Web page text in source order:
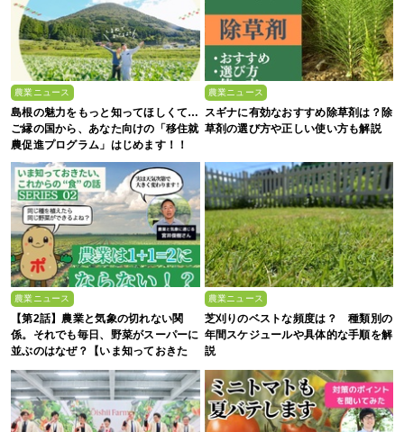
農業ニュース
島根の魅力をもっと知ってほしくて…
ご縁の国から、あなた向けの「移住就
農促進プログラム」はじめます！！
農業ニュース
スギナに有効なおすすめ除草剤は？除
草剤の選び方や正しい使い方も解説
農業ニュース
【第2話】農業と気象の切れない関
係。それでも毎日、野菜がスーパーに
並ぶのはなぜ？【いま知っておきた
い、これからの”食”の話】
農業ニュース
芝刈りのベストな頻度は？ 種類別の
年間スケジュールや具体的な手順を解
説